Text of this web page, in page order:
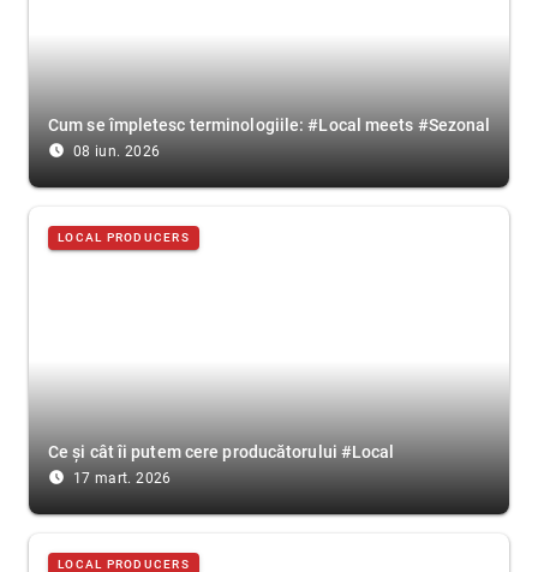
Cum se împletesc terminologiile: #Local meets #Sezonal
access_time_filled 08 iun. 2026
LOCAL PRODUCERS
Ce și cât îi putem cere producătorului #Local
access_time_filled 17 mart. 2026
LOCAL PRODUCERS